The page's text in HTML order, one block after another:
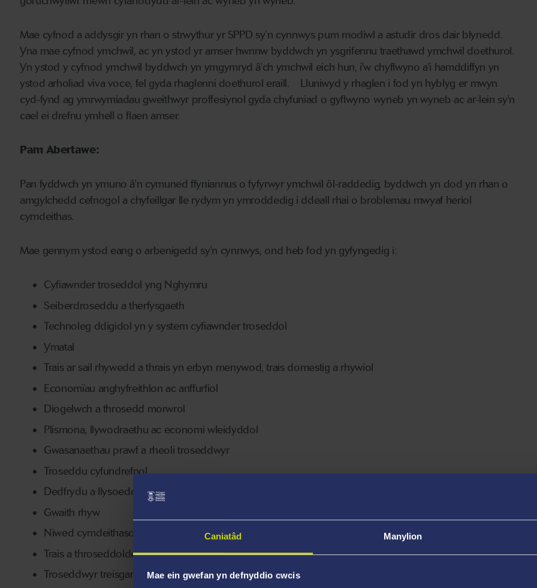
Caniatâd Manylion
Mae ein gwefan yn defnyddio cwcis
Mae cyfnod a addysgir yn rhan o strwythur yr SPPD sy’n cynnwys pum modiwl a astudir dros dair blynedd.
Yna mae cyfnod ymchwil, ac yn ystod yr amser hwnnw byddwch yn ysgrifennu traethawd ymchwil doethurol.
Yn ystod y cyfnod ymchwil byddwch yn ymgymryd â'ch ymchwil eich hun, i'w chyflwyno a'i hamddiffyn yn
ystod arholiad viva voce, fel gyda rhaglenni doethurol eraill. Lluniwyd y rhaglen i fod yn hyblyg er mwyn
cyd-fynd ag ymrwymiadau gweithwyr proffesiynol gyda chyfuniad o gyflwyno wyneb yn wyneb ac ar-lein sy'n
cael ei drefnu ymhell o flaen amser.
Pam Abertawe:
Pan fyddwch yn ymuno â'n cymuned ffyniannus o fyfyrwyr ymchwil ôl-raddedig, byddwch yn dod yn rhan o
amgylchedd cefnogol a chyfeillgar lle rydym yn ymroddedig i ddeall rhai o broblemau mwyaf heriol
cymdeithas.
Mae gennym ystod eang o arbenigedd sy'n cynnwys, ond heb fod yn gyfyngedig i:
Cyfiawnder troseddol yng Nghymru
Seiberdroseddu a therfysgaeth
Technoleg ddigidol yn y system cyfiawnder troseddol
Ymatal
Trais ar sail rhywedd a thrais yn erbyn menywod, trais domestig a rhywiol
Economïau anghyfreithlon ac anffurfiol
Diogelwch a throsedd morwrol
Plismona, llywodraethu ac economi wleidyddol
Gwasanaethau prawf a rheoli troseddwyr
Troseddu cyfundrefnol
Dedfrydu a llysoedd
Gwaith rhyw
Niwed cymdeithasol
Trais a throseddoldeb chwaraeon
Troseddwyr treisgar a rhyw